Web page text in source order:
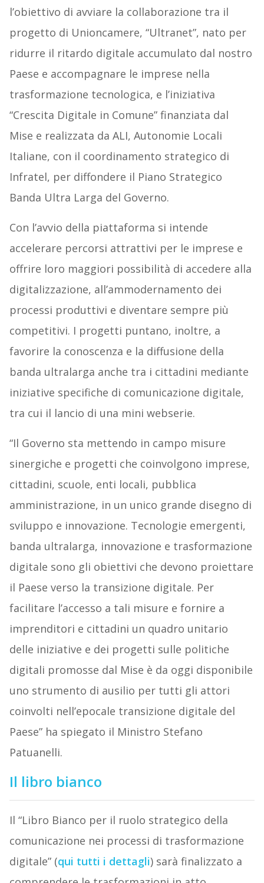
l’obiettivo di avviare la collaborazione tra il
progetto di Unioncamere, “Ultranet”, nato per
ridurre il ritardo digitale accumulato dal nostro
Paese e accompagnare le imprese nella
trasformazione tecnologica, e l’iniziativa
“Crescita Digitale in Comune” finanziata dal
Mise e realizzata da ALI, Autonomie Locali
Italiane, con il coordinamento strategico di
Infratel, per diffondere il Piano Strategico
Banda Ultra Larga del Governo.
Con l’avvio della piattaforma si intende
accelerare percorsi attrattivi per le imprese e
offrire loro maggiori possibilità di accedere alla
digitalizzazione, all’ammodernamento dei
processi produttivi e diventare sempre più
competitivi. I progetti puntano, inoltre, a
favorire la conoscenza e la diffusione della
banda ultralarga anche tra i cittadini mediante
iniziative specifiche di comunicazione digitale,
tra cui il lancio di una mini webserie.
“Il Governo sta mettendo in campo misure
sinergiche e progetti che coinvolgono imprese,
cittadini, scuole, enti locali, pubblica
amministrazione, in un unico grande disegno di
sviluppo e innovazione. Tecnologie emergenti,
banda ultralarga, innovazione e trasformazione
digitale sono gli obiettivi che devono proiettare
il Paese verso la transizione digitale. Per
facilitare l’accesso a tali misure e fornire a
imprenditori e cittadini un quadro unitario
delle iniziative e dei progetti sulle politiche
digitali promosse dal Mise è da oggi disponibile
uno strumento di ausilio per tutti gli attori
coinvolti nell’epocale transizione digitale del
Paese” ha spiegato il Ministro Stefano
Patuanelli.
Il libro bianco
Il “Libro Bianco per il ruolo strategico della
comunicazione nei processi di trasformazione
digitale” (qui tutti i dettagli) sarà finalizzato a